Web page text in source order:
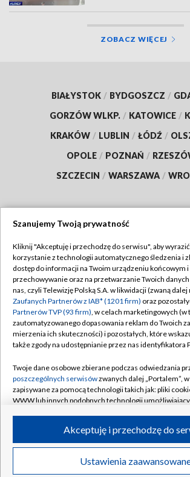
ZOBACZ WIĘCEJ
BIAŁYSTOK / BYDGOSZCZ /
GORZÓW WLKP. / KATOWICE /
KRAKÓW / LUBLIN / ŁÓDŹ /
OPOLE / POZNAŃ /
SZCZECIN / WARSZAWA /
TVP
Abonament TVP
Emisja w TVP
Centrum informacji TVP
Naziemna Telewizja Cyfrowa
Rada Programowa
System NOS
Informacje o nadawcy
Program dla prasy
Ogłoszenie przetargowe
Regulamin TVP
Polityka prywatności
Moje zgody
Pomoc
Kontakt
Kanały
©2026 Telewizja Polska S.A. w
Szanujemy Twoją prywatność
Kliknij "Akceptuję i przechodzę do serwisu", aby
korzystanie z technologii automatycznego śledzenia i
dostęp do informacji na Twoim urządzeniu końcowym i
przechowywanie oraz na przetwarzanie Twoich
nas, czyli Telewizję Polską S.A. w likwidacji (zwaną dalej
Zaufanych Partnerów z IAB* (1201 firm) oraz
Partnerów TVP (93 firm), w celach marketingowych (w
zautomatyzowanego dopasowania reklam do Twoich
mierzenia ich skuteczności) i pozostałych, które
także zgody na udostępnianie przez nas identyfikatora
Twoje dane osobowe zbierane podczas odwiedzania
poszczególnych serwisówzwanych dalej „Portalem”,
zapisywane za pomocą technologii takich jak: pliki
WWW lub innych podobnych technologii
ruchu w Internecie.
Twoje dane osobowe zbierane podczas odwiedzania
poszczególnych serwisówna Portalu, takie jak adresy
Ustawienia
Akceptuję i przechodzę do